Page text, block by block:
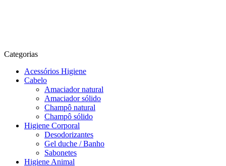
Categorias
Acessórios Higiene
Cabelo
Amaciador natural
Amaciador sólido
Champô natural
Champô sólido
Higiene Corporal
Desodorizantes
Gel duche / Banho
Sabonetes
Higiene Animal